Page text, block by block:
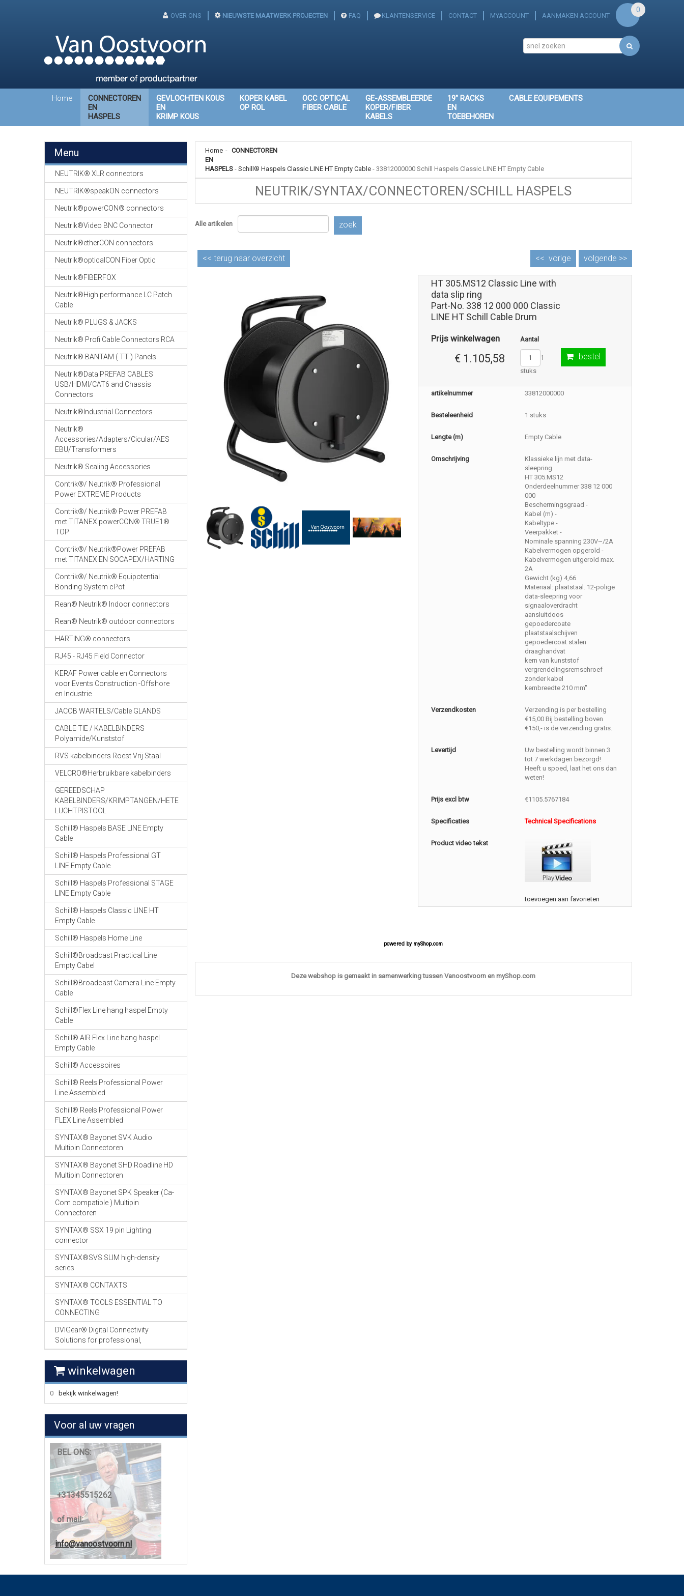
OVER ONS NIEUWSTE MAATWERK PROJECTEN FAQ KLANTENSERVICE CONTACT MYACCOUNT AANMAKEN ACCOUNT
0
Home
CONNECTOREN
EN
HASPELS
GEVLOCHTEN KOUS
EN
KRIMP KOUS
KOPER KABEL
OP ROL
OCC OPTICAL
FIBER CABLE
GE-ASSEMBLEERDE
KOPER/FIBER
KABELS
19" RACKS
EN
TOEBEHOREN
CABLE EQUIPEMENTS
Menu
NEUTRIK® XLR connectors
NEUTRIK®speakON connectors
Neutrik®powerCON® connectors
Neutrik®Video BNC Connector
Neutrik®etherCON connectors
Neutrik®opticalCON Fiber Optic
Neutrik®FIBERFOX
Neutrik®High performance LC Patch
Cable
Neutrik® PLUGS & JACKS
Neutrik® Profi Cable Connectors RCA
Neutrik® BANTAM ( TT ) Panels
Neutrik®Data PREFAB CABLES
USB/HDMI/CAT6 and Chassis
Connectors
Neutrik®Industrial Connectors
Neutrik®
Accessories/Adapters/Cicular/AES
EBU/Transformers
Neutrik® Sealing Accessories
Contrik®/ Neutrik® Professional
Power EXTREME Products
Contrik®/ Neutrik® Power PREFAB
met TITANEX powerCON® TRUE1®
TOP
Contrik®/ Neutrik®Power PREFAB
met TITANEX EN SOCAPEX/HARTING
Contrik®/ Neutrik® Equipotential
Bonding System cPot
Rean® Neutrik® Indoor connectors
Rean® Neutrik® outdoor connectors
HARTING® connectors
RJ45 - RJ45 Field Connector
KERAF Power cable en Connectors
voor Events Construction -Offshore
en Industrie
JACOB WARTELS/Cable GLANDS
CABLE TIE / KABELBINDERS
Polyamide/Kunststof
RVS kabelbinders Roest Vrij Staal
VELCRO®Herbruikbare kabelbinders
GEREEDSCHAP
KABELBINDERS/KRIMPTANGEN/HETE
LUCHTPISTOOL
Schill® Haspels BASE LINE Empty
Cable
Schill® Haspels Professional GT
LINE Empty Cable
Schill® Haspels Professional STAGE
LINE Empty Cable
Schill® Haspels Classic LINE HT
Empty Cable
Schill® Haspels Home Line
Schill®Broadcast Practical Line
Empty Cabel
Schill®Broadcast Camera Line Empty
Cable
Schill®Flex Line hang haspel Empty
Cable
Schill® AIR Flex Line hang haspel
Empty Cable
Schill® Accessoires
Schill® Reels Professional Power
Line Assembled
Schill® Reels Professional Power
FLEX Line Assembled
SYNTAX® Bayonet SVK Audio
Multipin Connectoren
SYNTAX® Bayonet SHD Roadline HD
Multipin Connectoren
SYNTAX® Bayonet SPK Speaker (Ca-
Com compatible ) Multipin
Connectoren
SYNTAX® SSX 19 pin Lighting
connector
SYNTAX®SVS SLIM high-density
series
SYNTAX® CONTAXTS
SYNTAX® TOOLS ESSENTIAL TO
CONNECTING
DVIGear® Digital Connectivity
Solutions for professional,
winkelwagen
0 bekijk winkelwagen!
Voor al uw vragen
BEL ONS:
+31345515262
of mail:
info@vanoostvoorn.nl
Home - CONNECTOREN
EN
HASPELS- Schill® Haspels Classic LINE HT Empty Cable- 33812000000 Schill Haspels Classic LINE HT Empty Cable
NEUTRIK/SYNTAX/CONNECTOREN/SCHILL HASPELS
Alle artikelen zoek
<< terug naar overzicht volgende >>
<< vorige
HT 305.MS12 Classic Line with
data slip ring
Part-No. 338 12 000 000 Classic
LINE HT Schill Cable Drum
Prijs winkelwagen
€ 1.105,58
Aantal
1
stuks
bestel
artikelnummer 33812000000
Besteleenheid 1 stuks
Lengte (m) Empty Cable
Omschrijving
Klassieke lijn met data-
sleepring
HT 305.MS12
Onderdeelnummer 338 12 000
000
Beschermingsgraad -
Kabel (m) -
Kabeltype -
Veerpakket -
Nominale spanning 230V~/2A
Kabelvermogen opgerold -
Kabelvermogen uitgerold max.
2A
Gewicht (kg) 4,66
Materiaal: plaatstaal. 12-polige
data-sleepring voor
signaaloverdracht
aansluitdoos
gepoedercoate
plaatstaalschijven
gepoedercoat stalen
draaghandvat
kern van kunststof
vergrendelingsremschroef
zonder kabel
kernbreedte 210 mm"
Verzendkosten
Verzending is per bestelling
€15,00 Bij bestelling boven
€150,- is de verzending gratis.
Levertijd
Uw bestelling wordt binnen 3
tot 7 werkdagen bezorgd!
Heeft u spoed, laat het ons dan
weten!
Prijs excl btw €1105.5767184
Specificaties Technical Specifications
Product video tekst
toevoegen aan favorieten
powered by myShop.com
Deze webshop is gemaakt in samenwerking tussen Vanoostvoorn en myShop.com